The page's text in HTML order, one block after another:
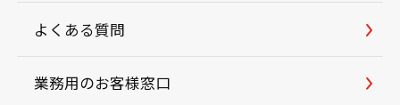
よくある質問
業務用のお客様窓口